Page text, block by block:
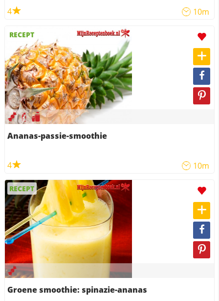
4 10m
RECEPT
Ananas-passie-smoothie
4 10m
RECEPT
Groene smoothie: spinazie-ananas